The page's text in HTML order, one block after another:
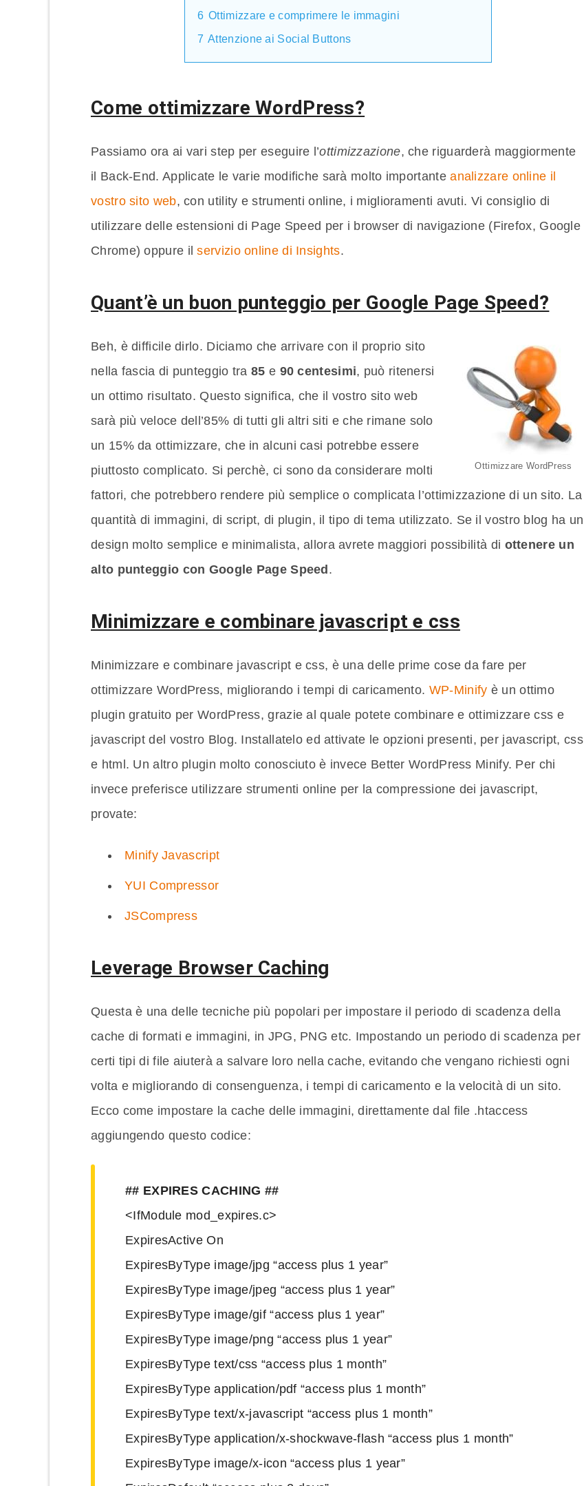
6 Ottimizzare e comprimere le immagini
7 Attenzione ai Social Buttons
Come ottimizzare WordPress?
Passiamo ora ai vari step per eseguire l’ottimizzazione, che riguarderà maggiormente
il Back-End. Applicate le varie modifiche sarà molto importanteanalizzare online il
vostro sito web, con utility e strumenti online, i miglioramenti avuti. Vi consiglio di
utilizzare delle estensioni di Page Speed per i browser di navigazione (Firefox, Google
Chrome) oppure ilservizio online di Insights.
Quant’è un buon punteggio per Google Page Speed?
Ottimizzare WordPress
Beh, è difficile dirlo. Diciamo che arrivare con il proprio sito
nella fascia di punteggio tra85 e 90 centesimi, può ritenersi
un ottimo risultato. Questo significa, che il vostro sito web
sarà più veloce dell’85% di tutti gli altri siti e che rimane solo
un 15% da ottimizzare, che in alcuni casi potrebbe essere
piuttosto complicato. Si perchè, ci sono da considerare molti
fattori, che potrebbero rendere più semplice o complicata l’ottimizzazione di un sito. La
quantità di immagini, di script, di plugin, il tipo di tema utilizzato. Se il vostro blog ha un
design molto semplice e minimalista, allora avrete maggiori possibilità di ottenere un
alto punteggio con Google Page Speed.
Minimizzare e combinare javascript e css
Minimizzare e combinare javascript e css, è una delle prime cose da fare per
ottimizzare WordPress, migliorando i tempi di caricamento. WP-Minify è un ottimo
plugin gratuito per WordPress, grazie al quale potete combinare e ottimizzare css e
javascript del vostro Blog. Installatelo ed attivate le opzioni presenti, per javascript, css
e html. Un altro plugin molto conosciuto è invece Better WordPress Minify. Per chi
invece preferisce utilizzare strumenti online per la compressione dei javascript,
provate:
Minify Javascript
YUI Compressor
JSCompress
Leverage Browser Caching
Questa è una delle tecniche più popolari per impostare il periodo di scadenza della
cache di formati e immagini, in JPG, PNG etc. Impostando un periodo di scadenza per
certi tipi di file aiuterà a salvare loro nella cache, evitando che vengano richiesti ogni
volta e migliorando di consenguenza, i tempi di caricamento e la velocità di un sito.
Ecco come impostare la cache delle immagini, direttamente dal file .htaccess
aggiungendo questo codice:
## EXPIRES CACHING ##
<IfModule mod_expires.c>
ExpiresActive On
ExpiresByType image/jpg “access plus 1 year”
ExpiresByType image/jpeg “access plus 1 year”
ExpiresByType image/gif “access plus 1 year”
ExpiresByType image/png “access plus 1 year”
ExpiresByType text/css “access plus 1 month”
ExpiresByType application/pdf “access plus 1 month”
ExpiresByType text/x-javascript “access plus 1 month”
ExpiresByType application/x-shockwave-flash “access plus 1 month”
ExpiresByType image/x-icon “access plus 1 year”